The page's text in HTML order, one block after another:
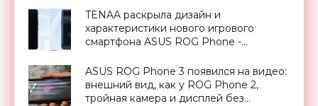
TENAA раскрыла дизайн и
характеристики нового игрового
смартфона ASUS ROG Phone -
ASUS ROG Phone 3 появился на видео:
внешний вид, как у ROG Phone 2,
тройная камера и дисплей без